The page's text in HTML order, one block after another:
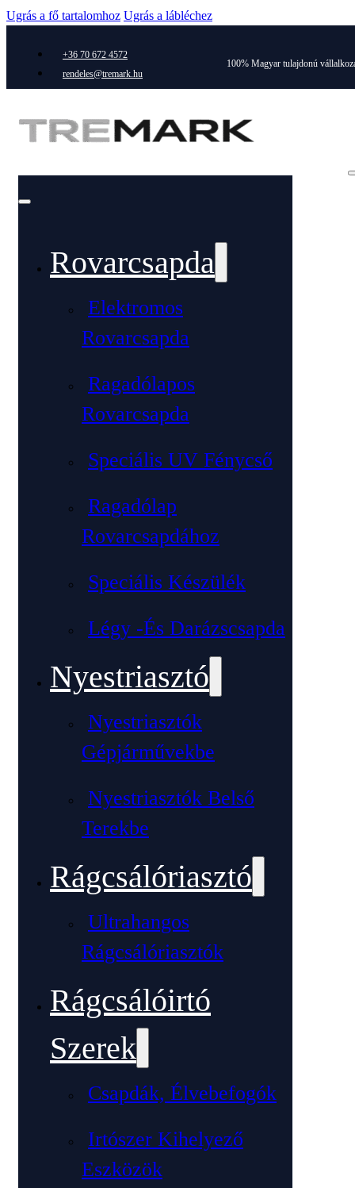
Ugrás a fő tartalomhoz Ugrás a lábléchez
+36 70 672 4572
rendeles@tremark.hu
100% Magyar tulajdonú
Rovarcsapda
Elektromos
Rovarcsapda
Ragadólapos
Rovarcsapda
Speciális UV Fénycső
Ragadólap
Rovarcsapdához
Speciális Készülék
Légy -és Darázscsapda
Nyestriasztó
Nyestriasztók
Gépjárművekbe
Nyestriasztók Belső
Terekbe
Rágcsálóriasztó
Ultrahangos
Rágcsálóriasztók
Rágcsálóirtó
Szerek
Csapdák, Élvebefogók
Irtószer Kihelyező
Eszközök